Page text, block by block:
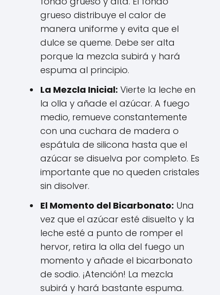
grueso distribuye el calor de
manera uniforme y evita que el
dulce se queme. Debe ser alta
porque la mezcla subirá y hará
espuma al principio.
La Mezcla Inicial: Vierte la leche en
la olla y añade el azúcar. A fuego
medio, remueve constantemente
con una cuchara de madera o
espátula de silicona hasta que el
azúcar se disuelva por completo. Es
importante que no queden cristales
sin disolver.
El Momento del Bicarbonato: Una
vez que el azúcar esté disuelto y la
leche esté a punto de romper el
hervor, retira la olla del fuego un
momento y añade el bicarbonato
de sodio. ¡Atención! La mezcla
subirá y hará bastante espuma.